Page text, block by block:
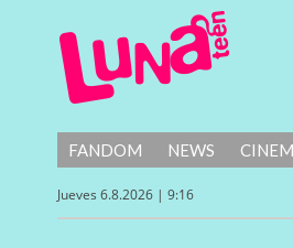
FANDOM NEWS
Jueves 6.8.2026 | 9:16